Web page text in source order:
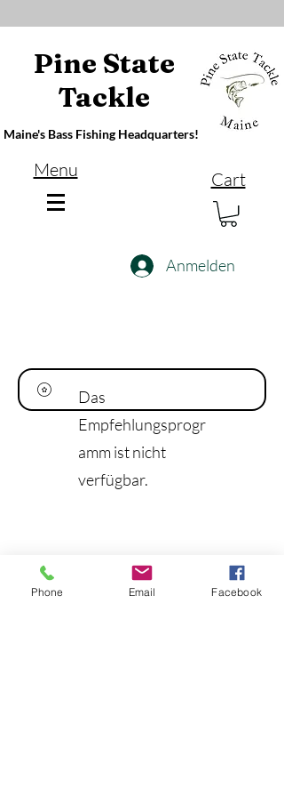
Pine State
Tackle
Maine's Bass Fishing Headquarters!
Menu Cart
Anmelden
Das
Empfehlungsprogr
amm ist nicht
verfügbar.
Phone Email Facebook